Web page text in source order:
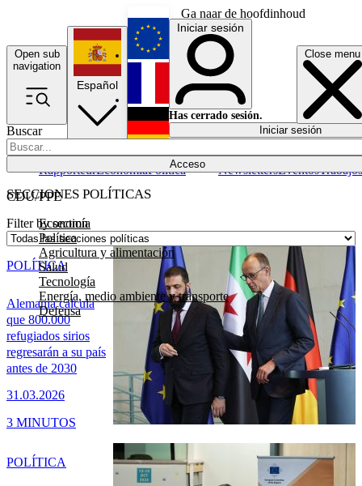
Ga naar de hoofdinhoud
Open sub
navigation
Close menu
Buscar
Acceso
SECCIONES POLÍTICAS
Economía
Política
Agricultura y alimentación
Salud
Tecnología
Energía, medio ambiente y transporte
Defensa
RapporteurEconomíaPolítica NewslettersEventosTrabajos
Español
English
Français
Iniciar sesión
Has cerrado sesión.
Iniciar sesión
CDU/PPE
Filter by section
Alemania calcula
que 800.000
refugiados sirios
regresarán a su país
antes de 2030
31.03.2026
POLÍTICA
3 MINUTOS
POLÍTICA